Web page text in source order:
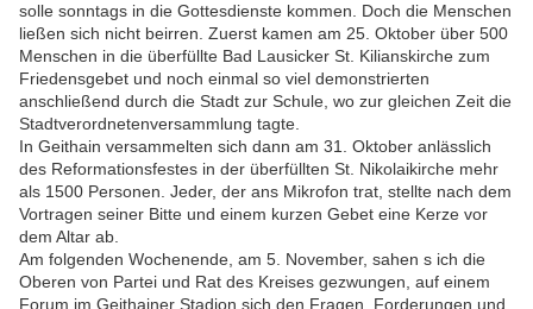
solle sonntags in die Gottesdienste kommen. Doch die Menschen
ließen sich nicht beirren. Zuerst kamen am 25. Oktober über 500
Menschen in die überfüllte Bad Lausicker St. Kilianskirche zum
Friedensgebet und noch einmal so viel demonstrierten
anschließend durch die Stadt zur Schule, wo zur gleichen Zeit die
Stadtverordnetenversammlung tagte.
In Geithain versammelten sich dann am 31. Oktober anlässlich
des Reformationsfestes in der überfüllten St. Nikolaikirche mehr
als 1500 Personen. Jeder, der ans Mikrofon trat, stellte nach dem
Vortragen seiner Bitte und einem kurzen Gebet eine Kerze vor
dem Altar ab.
Am folgenden Wochenende, am 5. November, sahen s ich die
Oberen von Partei und Rat des Kreises gezwungen, auf einem
Forum im Geithainer Stadion sich den Fragen, Forderungen und